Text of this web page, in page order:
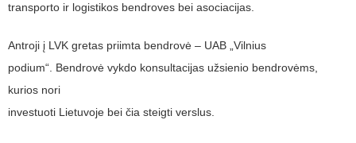
transporto ir logistikos bendroves bei asociacijas.
Antroji į LVK gretas priimta bendrovė – UAB „Vilnius
podium“. Bendrovė vykdo konsultacijas užsienio bendrovėms,
kurios nori
investuoti Lietuvoje bei čia steigti verslus.